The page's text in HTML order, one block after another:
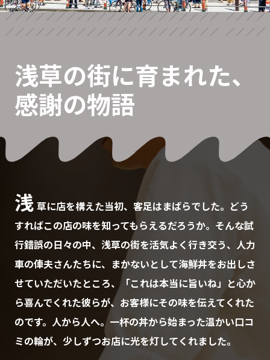
浅草の街に育まれた、
感謝の物語
浅 草に店を構えた当初、客足はまばらでした。どう
すればこの店の味を知ってもらえるだろうか。そんな試
行錯誤の日々の中、浅草の街を活気よく行き交う、人力
車の俥夫さんたちに、まかないとして海鮮丼をお出しさ
せていただいたところ、「これは本当に旨いね」と心か
ら喜んでくれた彼らが、お客様にその味を伝えてくれた
のです。人から人へ。一杯の丼から始まった温かい口コ
ミの輪が、少しずつお店に光を灯してくれました。